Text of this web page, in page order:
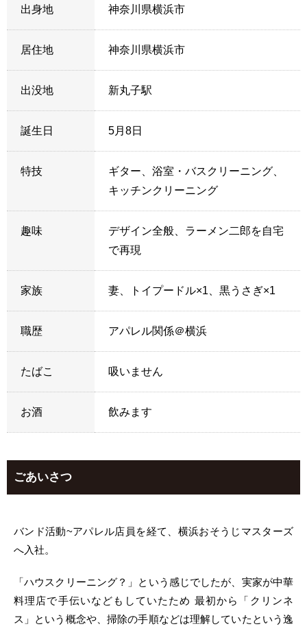
出身地 神奈川県横浜市
居住地 神奈川県横浜市
出没地 新丸子駅
誕生日 5月8日
特技
ギター、浴室・バスクリーニング、
キッチンクリーニング
趣味
デザイン全般、ラーメン二郎を自宅
で再現
家族 妻、トイプードル×1、黒うさぎ×1
職歴 アパレル関係＠横浜
たばこ 吸いません
お酒 飲みます
ごあいさつ
バンド活動~アパレル店員を経て、横浜おそうじマスターズ
へ入社。
「ハウスクリーニング？」という感じでしたが、実家が中華
料理店で手伝いなどもしていたため 最初から「クリンネ
ス」という概念や、掃除の手順などは理解していたという逸